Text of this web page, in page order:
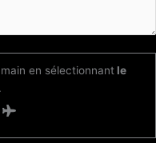
en sélectionnantle
.